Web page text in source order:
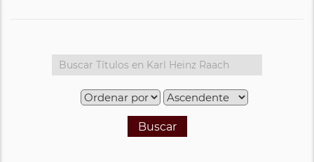
Buscar